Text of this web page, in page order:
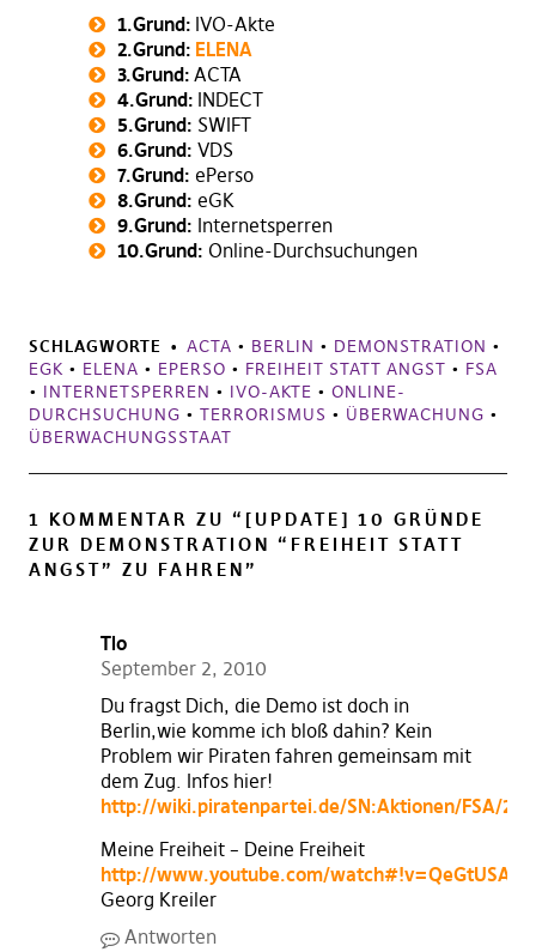
1.Grund: IVO-Akte
2.Grund: ELENA
3.Grund: ACTA
4.Grund: INDECT
5.Grund: SWIFT
6.Grund: VDS
7.Grund: ePerso
8.Grund: eGK
9.Grund: Internetsperren
10.Grund: Online-Durchsuchungen
SCHLAGWORTE ACTA • BERLIN • DEMONSTRATION •
EGK • ELENA • EPERSO • FREIHEIT STATT ANGST • FSA
• INTERNETSPERREN • IVO-AKTE • ONLINE-
DURCHSUCHUNG • TERRORISMUS • ÜBERWACHUNG •
ÜBERWACHUNGSSTAAT
1 KOMMENTAR ZU “ [UPDATE] 10 GRÜNDE
ZUR DEMONSTRATION “FREIHEIT STATT
ANGST” ZU FAHREN”
Tlo
September 2, 2010
Du fragst Dich, die Demo ist doch in
Berlin,wie komme ich bloß dahin? Kein
Problem wir Piraten fahren gemeinsam mit
dem Zug. Infos hier!
http://wiki.piratenpartei.de/SN:Aktionen/FSA/
Meine Freiheit – Deine Freiheit
http://www.youtube.com/
Georg Kreiler
Antworten